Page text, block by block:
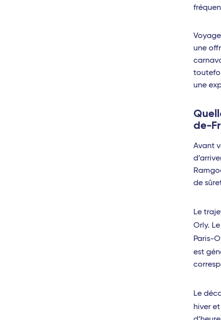
une
une
de-
Avant
de
Le
Orly.
Paris-
est
Le
hiver